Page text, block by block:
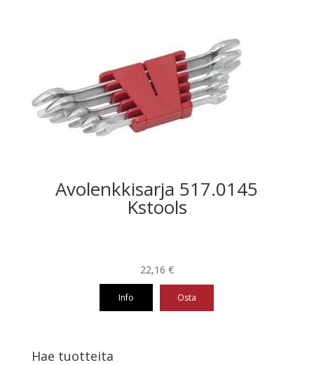
Avolenkkisarja 517.0145
Kstools
22,16 €
Info Osta
Hae tuotteita